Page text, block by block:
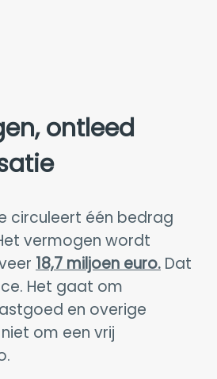
ontleed
circuleert één bedrag
vermogen wordt
18,7 miljoen euro. Dat
Het gaat om
en overige
om een vrij